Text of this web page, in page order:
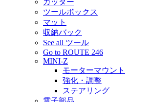
カッター
ツールボックス
マット
収納バック
See all ツール
Go to ROUTE 246
MINI-Z
モーターマウント
強化・調整
ステアリング